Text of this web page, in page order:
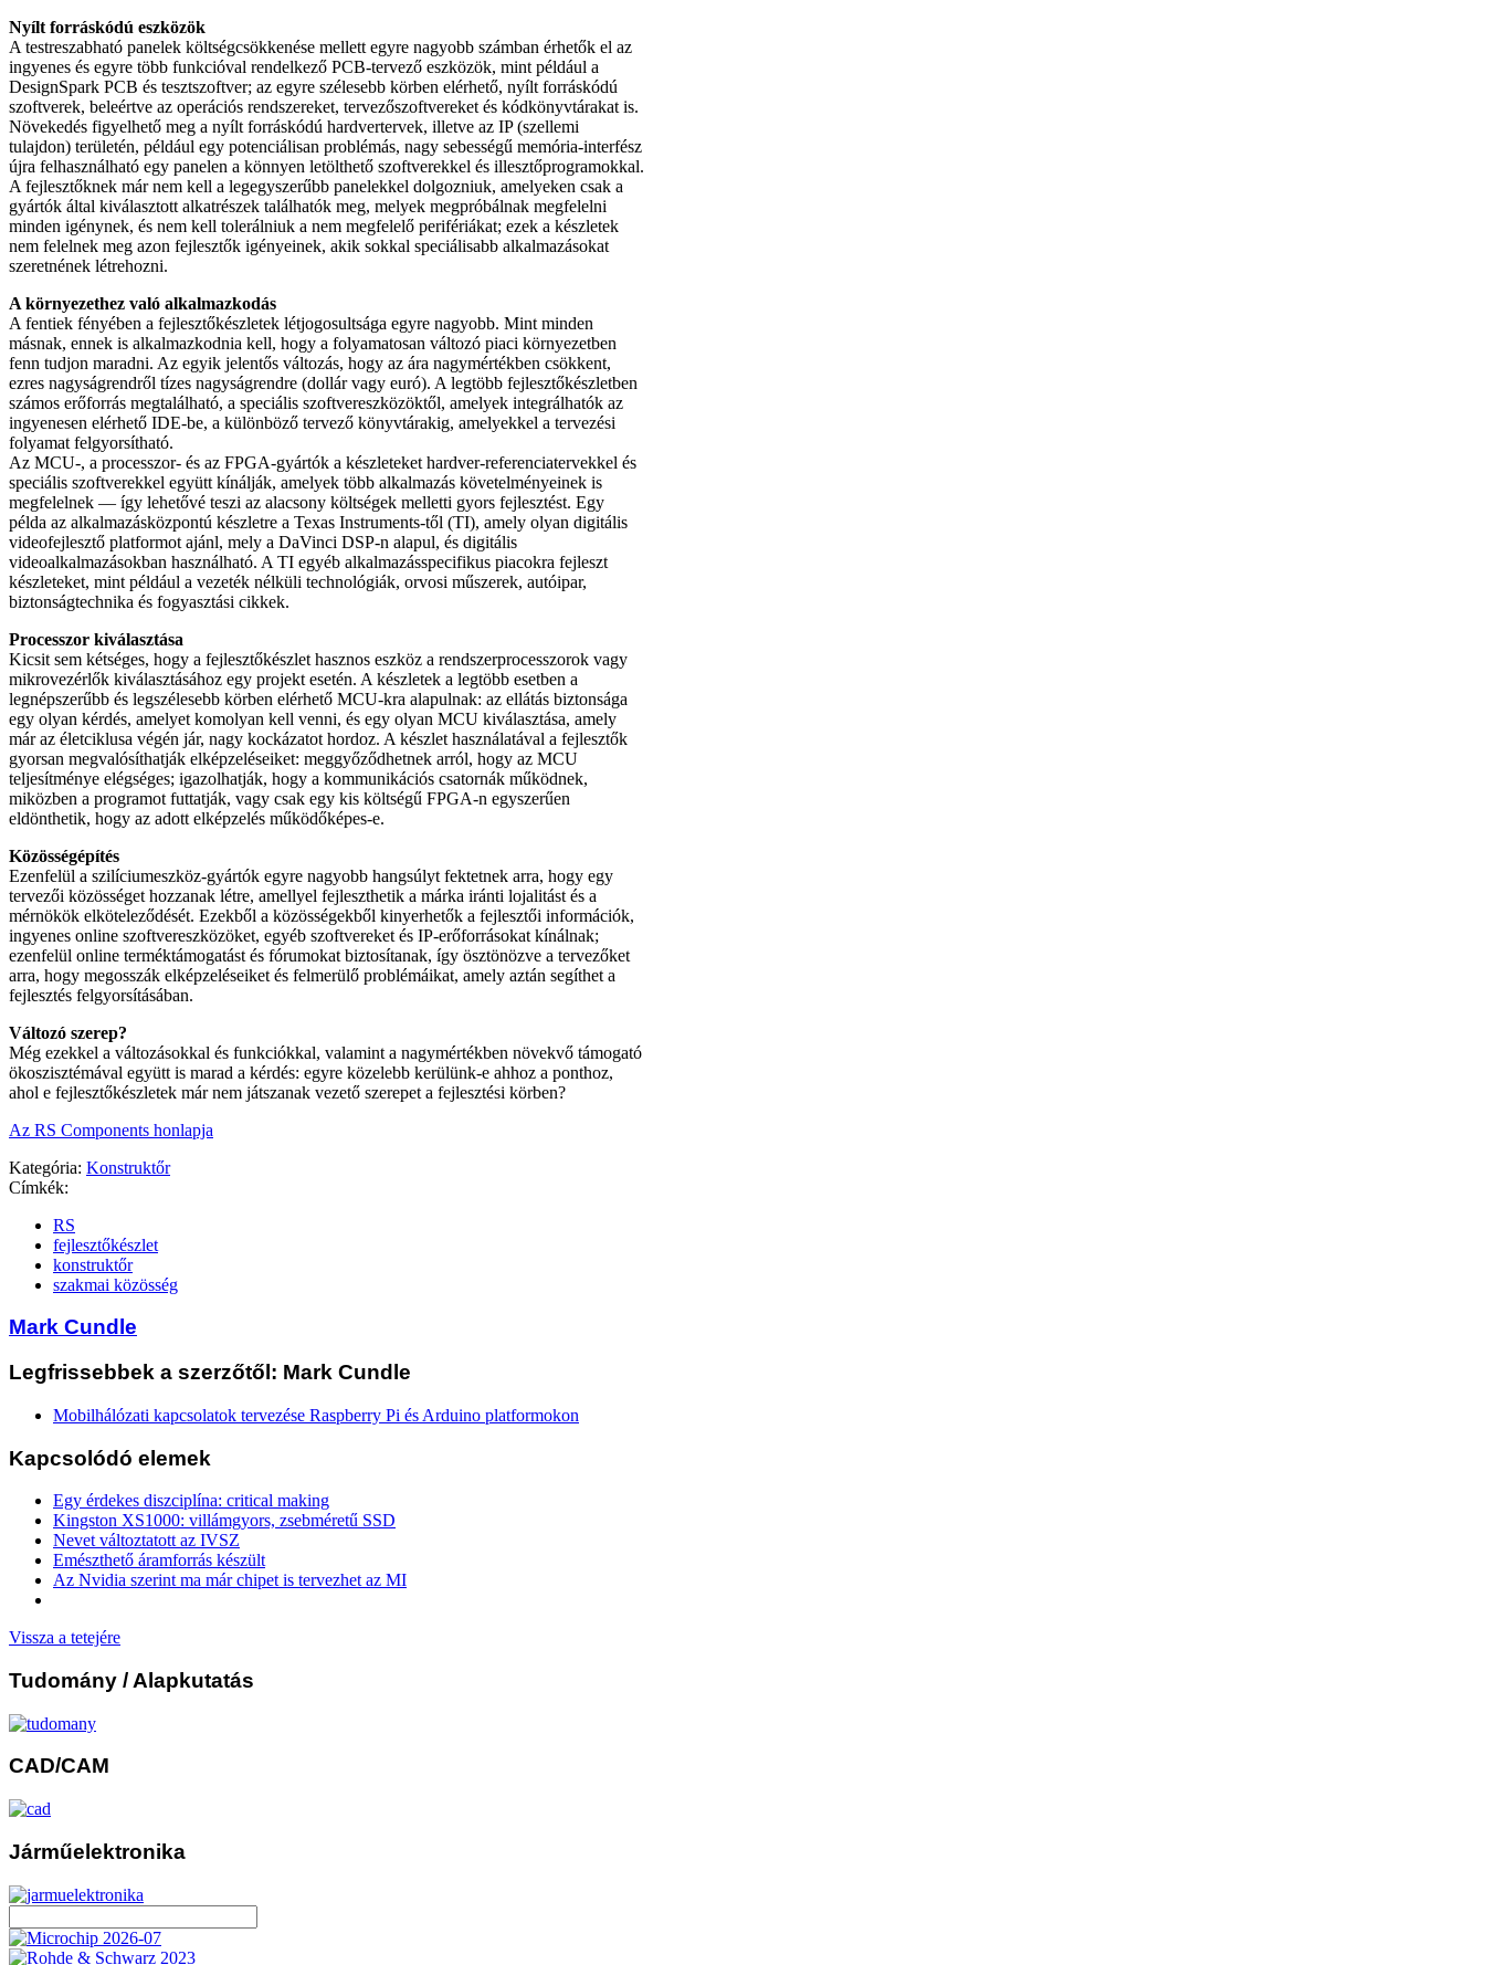
Nyílt forráskódú eszközök
A testreszabható panelek költségcsökkenése mellett egyre nagyobb számban érhetők el az
ingyenes és egyre több funkcióval rendelkező PCB-tervező eszközök, mint például a
DesignSpark PCB és tesztszoftver; az egyre szélesebb körben elérhető, nyílt forráskódú
szoftverek, beleértve az operációs rendszereket, tervezőszoftvereket és kódkönyvtárakat is.
Növekedés figyelhető meg a nyílt forráskódú hardvertervek, illetve az IP (szellemi
tulajdon) területén, például egy potenciálisan problémás, nagy sebességű memória-interfész
újra felhasználható egy panelen a könnyen letölthető szoftverekkel és illesztőprogramokkal.
A fejlesztőknek már nem kell a legegyszerűbb panelekkel dolgozniuk, amelyeken csak a
gyártók által kiválasztott alkatrészek találhatók meg, melyek megpróbálnak megfelelni
minden igénynek, és nem kell tolerálniuk a nem megfelelő perifériákat; ezek a készletek
nem felelnek meg azon fejlesztők igényeinek, akik sokkal speciálisabb alkalmazásokat
szeretnének létrehozni.
A környezethez való alkalmazkodás
A fentiek fényében a fejlesztőkészletek létjogosultsága egyre nagyobb. Mint minden
másnak, ennek is alkalmazkodnia kell, hogy a folyamatosan változó piaci környezetben
fenn tudjon maradni. Az egyik jelentős változás, hogy az ára nagymértékben csökkent,
ezres nagyságrendről tízes nagyságrendre (dollár vagy euró). A legtöbb fejlesztőkészletben
számos erőforrás megtalálható, a speciális szoftvereszközöktől, amelyek integrálhatók az
ingyenesen elérhető IDE-be, a különböző tervező könyvtárakig, amelyekkel a tervezési
folyamat felgyorsítható.
Az MCU-, a processzor- és az FPGA-gyártók a készleteket hardver-referenciatervekkel és
speciális szoftverekkel együtt kínálják, amelyek több alkalmazás követelményeinek is
megfelelnek — így lehetővé teszi az alacsony költségek melletti gyors fejlesztést. Egy
példa az alkalmazásközpontú készletre a Texas Instruments-től (TI), amely olyan digitális
videofejlesztő platformot ajánl, mely a DaVinci DSP-n alapul, és digitális
videoalkalmazásokban használható. A TI egyéb alkalmazás­specifikus piacokra fejleszt
készleteket, mint például a vezeték nélküli technológiák, orvosi műszerek, autóipar,
biztonságtechnika és fogyasztási cikkek.
Processzor kiválasztása
Kicsit sem kétséges, hogy a fejlesztőkészlet hasznos eszköz a rendszerprocesszorok vagy
mikrovezérlők kiválasztásához egy projekt esetén. A készletek a legtöbb esetben a
legnépszerűbb és legszélesebb körben elérhető MCU-kra alapulnak: az ellátás biztonsága
egy olyan kérdés, amelyet komolyan kell venni, és egy olyan MCU kiválasztása, amely
már az életciklusa végén jár, nagy kockázatot hordoz. A készlet használatával a fejlesztők
gyorsan megvalósíthatják elképzeléseiket: meggyőződhetnek arról, hogy az MCU
teljesítménye elégséges; igazolhatják, hogy a kommunikációs csatornák működnek,
miközben a programot futtatják, vagy csak egy kis költségű FPGA-n egyszerűen
eldönthetik, hogy az adott elképzelés működőképes-e.
Közösségépítés
Ezenfelül a szilíciumeszköz-gyártók egyre nagyobb hangsúlyt fektetnek arra, hogy egy
tervezői közösséget hozzanak létre, amellyel fejleszthetik a márka iránti lojalitást és a
mérnökök elköteleződését. Ezekből a közösségekből kinyerhetők a fejlesztői információk,
ingyenes online szoftvereszközöket, egyéb szoftvereket és IP-erőforrásokat kínálnak;
ezenfelül online terméktámogatást és fórumokat biztosítanak, így ösztönözve a tervezőket
arra, hogy megosszák elképzeléseiket és felmerülő problémáikat, amely aztán segíthet a
fejlesztés felgyorsításában.
Változó szerep?
Még ezekkel a változásokkal és funkciókkal, valamint a nagymértékben növekvő támogató
ökoszisztémával együtt is marad a kérdés: egyre közelebb kerülünk-e ahhoz a ponthoz,
ahol e fejlesztőkészletek már nem játszanak vezető szerepet a fejlesztési körben?
Az RS Components honlapja
Kategória: Konstruktőr
Címkék:
RS
fejlesztőkészlet
konstruktőr
szakmai közösség
Mark Cundle
Legfrissebbek a szerzőtől: Mark Cundle
Mobilhálózati kapcsolatok tervezése Raspberry Pi és Arduino platformokon
Kapcsolódó elemek
Egy érdekes diszciplína: critical making
Kingston XS1000: villámgyors, zsebméretű SSD
Nevet változtatott az IVSZ
Emészthető áramforrás készült
Az Nvidia szerint ma már chipet is tervezhet az MI
Vissza a tetejére
Tudomány / Alapkutatás
CAD/CAM
Járműelektronika